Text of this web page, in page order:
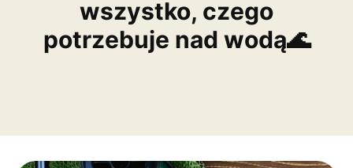
wszystko, czego
potrzebuje nad wodą🌊